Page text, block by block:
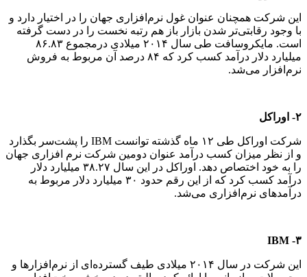
این شرکت همچنان عنوان غول نرم‌افزاری جهان را در اختیار دارد و
با وجود رقابتی‌تر شدن بازار باز هم رتبه نخست را در دست گرفته
است. مایکروسافت طی سال ۲۰۱۴ میلادی درمجموع ۸۶.۸۳
میلیارد دلار درآمد کسب کرد که ۸۴ درصد آن مربوط به فروش
نرم‌افزار می‌شد.
۲- اوراکل
شرکت اوراکل طی ۱۲ ماه گذشته توانست IBM را پشت‌سر بگذارد
و از نظر میزان کسب درآمد عنوان دومین شرکت نرم افزاری جهان
را به خود اختصاص دهد. اوراکل در این سال ۳۸.۲۷ میلیارد دلار
درآمد کسب کرد که از این رقم حدود ۳۰ میلیارد دلار مربوط به
درآمدهای نرم‌افزاری می‌شد.
۳- IBM
این شرکت در سال ۲۰۱۴ میلادی طیف گسترده‌ای از نرم‌افزارها و